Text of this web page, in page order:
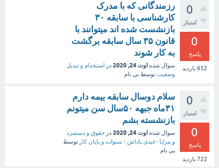
0
امتیاز
0
پاسخ
652 بازدید
رزمندگانی که با مدرک
کارشناسی با سابقه ۳۰
بازنشست شده اند میتوانند با
قانون ۳۵ سال سابقه برگشت
به کار شوند
سوال شده اوت 24, 2020 در
استخدام و تبدیل
وضعیت توسط بی نام
0
امتیاز
0
پاسخ
722 بازدید
سلام دوسال سابقه بیمه دارم
۳۱ماه جبهه ۵۰سال سن میتونم
بازنشسته بشم
سوال شده اوت 24, 2020 در حقوق و دستمزد
و مزایا -عیدی پاداش - سنوات و پایان کار توسط
بی نام